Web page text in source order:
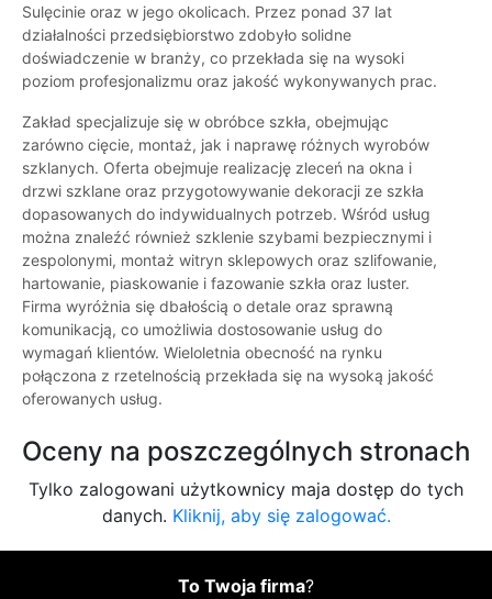
Sulęcinie oraz w jego okolicach. Przez ponad 37 lat
działalności przedsiębiorstwo zdobyło solidne
doświadczenie w branży, co przekłada się na wysoki
poziom profesjonalizmu oraz jakość wykonywanych prac.
Zakład specjalizuje się w obróbce szkła, obejmując
zarówno cięcie, montaż, jak i naprawę różnych wyrobów
szklanych. Oferta obejmuje realizację zleceń na okna i
drzwi szklane oraz przygotowywanie dekoracji ze szkła
dopasowanych do indywidualnych potrzeb. Wśród usług
można znaleźć również szklenie szybami bezpiecznymi i
zespolonymi, montaż witryn sklepowych oraz szlifowanie,
hartowanie, piaskowanie i fazowanie szkła oraz luster.
Firma wyróżnia się dbałością o detale oraz sprawną
komunikacją, co umożliwia dostosowanie usług do
wymagań klientów. Wieloletnia obecność na rynku
połączona z rzetelnością przekłada się na wysoką jakość
oferowanych usług.
Oceny na poszczególnych stronach
Tylko zalogowani użytkownicy maja dostęp do tych
danych. Kliknij, aby się zalogować.
To Twoja firma?